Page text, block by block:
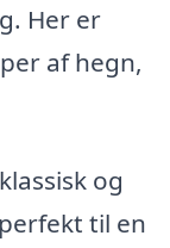
Her er
af hegn,
og
til en